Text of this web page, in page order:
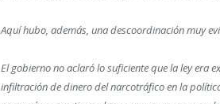
Aquí hubo, además, una descoordinación muy
El gobierno no aclaró lo suficiente que la ley era
infiltración de dinero del narcotráfico en la